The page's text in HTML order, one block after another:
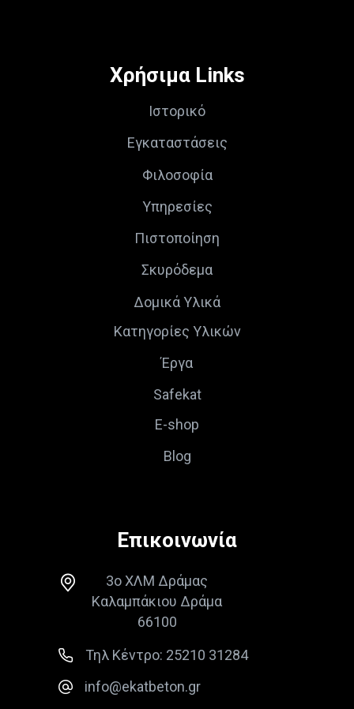
Χρήσιμα Links
Ιστορικό
Εγκαταστάσεις
Φιλοσοφία
Υπηρεσίες
Πιστοποίηση
Σκυρόδεμα
Δομικά Υλικά
Κατηγορίες Υλικών
Έργα
Safekat
E-shop
Blog
Επικοινωνία
3ο ΧΛΜ Δράμας
Καλαμπάκιου Δράμα
66100
Τηλ Κέντρο: 25210 31284
info@ekatbeton.gr